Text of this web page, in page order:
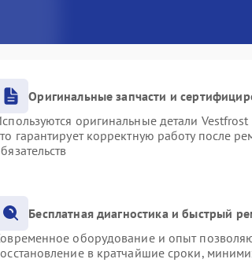
Оригинальные запчасти и
оригинальные детали
гарантирует корректную работу после
Бесплатная диагностика и быстрый
оборудование и опыт
в кратчайшие сроки,